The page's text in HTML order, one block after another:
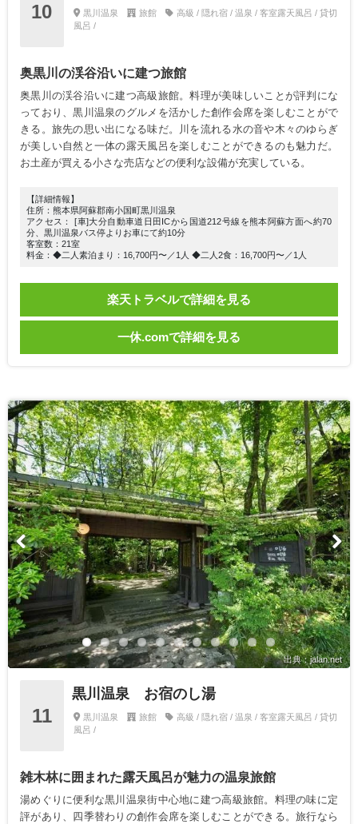
10 黒川温泉 旅館
高級 / 隠れ宿 / 温泉 / 客室露天風呂 / 貸切
風呂 /
奥黒川の渓谷沿いに建つ旅館
奥黒川の渓谷沿いに建つ高級旅館。料理が美味しいことが評判にな
っており、黒川温泉のグルメを活かした創作会席を楽しむことがで
きる。旅先の思い出になる味だ。川を流れる水の音や木々のゆらぎ
が美しい自然と一体の露天風呂を楽しむことができるのも魅力だ。
お土産が買える小さな売店などの便利な設備が充実している。
【詳細情報】
住所：熊本県阿蘇郡南小国町黒川温泉
アクセス： [車]大分自動車道日田ICから国道212号線を熊本阿蘇方面へ約70
分、黒川温泉バス停よりお車にて約10分
客室数：21室
料金：◆二人素泊まり：16,700円〜／1人 ◆二人2食：16,700円〜／1人
楽天トラベルで詳細を見る
一休.comで詳細を見る
出典：jalan.net
11
黒川温泉 お宿のし湯
黒川温泉 旅館
高級 / 隠れ宿 / 温泉 / 客室露天風呂 / 貸切
風呂 /
雑木林に囲まれた露天風呂が魅力の温泉旅館
湯めぐりに便利な黒川温泉街中心地に建つ高級旅館。料理の味に定
評があり、四季替わりの創作会席を楽しむことができる。旅行なら